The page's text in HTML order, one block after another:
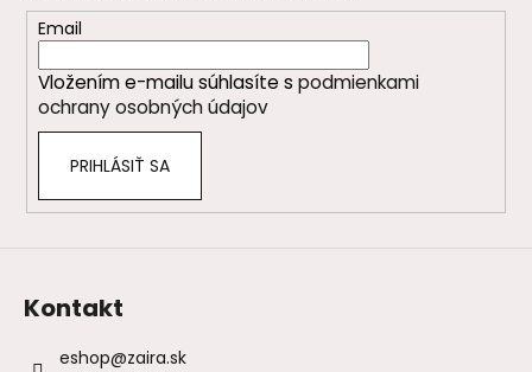
Email
Vložením e-mailu súhlasíte s podmienkami
ochrany osobných údajov
PRIHLÁSIŤ SA
Kontakt
eshop@zaira.sk